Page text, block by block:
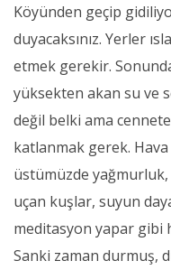
Köyünden geçip
duyacaksınız. Yerler
etmek gerekir.
yüksekten akan su ve
değil belki ama
katlanmak gerek. Hava
üstümüzde
uçan kuşlar, suyun
meditasyon yapar gibi
Sanki zaman durmuş,